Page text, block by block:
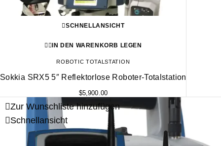
SCHNELLANSICHT
IN DEN WARENKORB LEGEN
ROBOTIC TOTALSTATION
Sokkia SRX5 5″ Reflektorlose Roboter-Totalstation
$5,900.00
Zur Wunschliste hinzufügen
Schnellansicht